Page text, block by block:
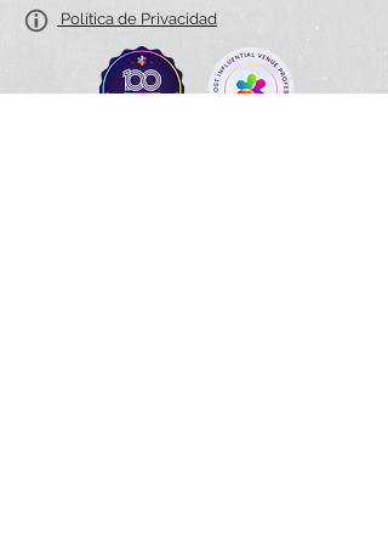
Política de Privacidad